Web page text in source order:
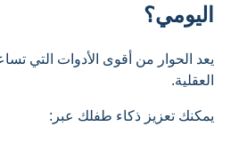
اليومي؟
يعد الحوار من أقوى الأدوات التي
العقلية.
يمكنك تعزيز ذكاء طفلك عبر: